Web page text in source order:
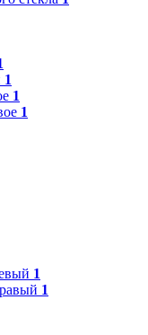
1
1
1
1
1